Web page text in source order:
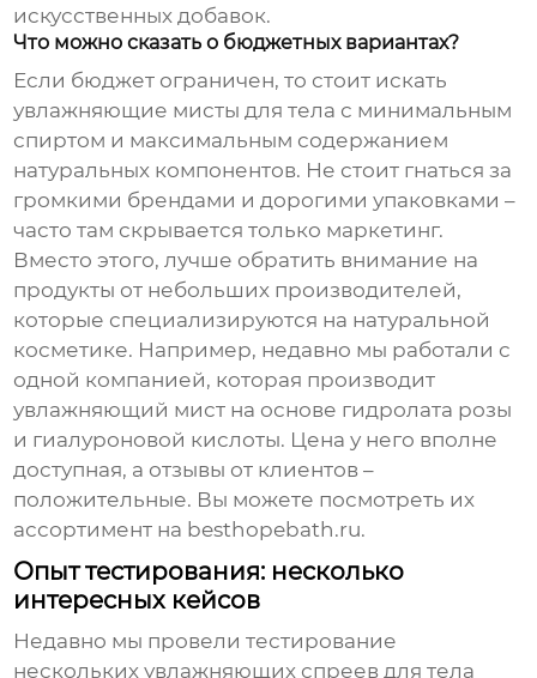
искусственных добавок.
Что можно сказать о бюджетных вариантах?
Если бюджет ограничен, то стоит искать
увлажняющие мисты для тела с минимальным
спиртом и максимальным содержанием
натуральных компонентов. Не стоит гнаться за
громкими брендами и дорогими упаковками –
часто там скрывается только маркетинг.
Вместо этого, лучше обратить внимание на
продукты от небольших производителей,
которые специализируются на натуральной
косметике. Например, недавно мы работали с
одной компанией, которая производит
увлажняющий мист на основе гидролата розы
и гиалуроновой кислоты. Цена у него вполне
доступная, а отзывы от клиентов –
положительные. Вы можете посмотреть их
ассортимент на besthopebath.ru.
Опыт тестирования: несколько
интересных кейсов
Недавно мы провели тестирование
несколькихувлажняющих спреев для тела